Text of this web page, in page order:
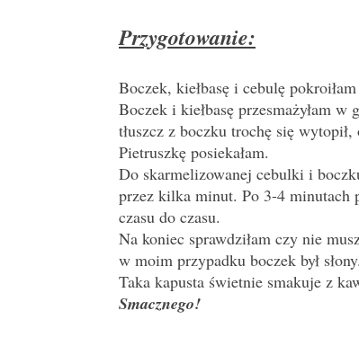
Przygotowanie:
Boczek, kiełbasę i cebulę
Boczek i kiełbasę przesmażyłam
tłuszcz z boczku trochę się wytopił,
Pietruszkę posiekałam.
Do skarmelizowanej cebulki i
przez kilka minut. Po 3-4 minutach
czasu do czasu.
Na koniec sprawdziłam czy nie
w moim przypadku boczek był
Taka kapusta świetnie smakuje z
Smacznego!